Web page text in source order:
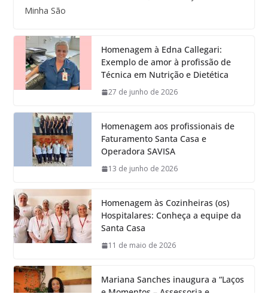
Minha São
Homenagem à Edna Callegari:
Exemplo de amor à profissão de
Técnica em Nutrição e Dietética
27 de junho de 2026
Homenagem aos profissionais de
Faturamento Santa Casa e
Operadora SAVISA
13 de junho de 2026
Homenagem às Cozinheiras (os)
Hospitalares: Conheça a equipe da
Santa Casa
11 de maio de 2026
Mariana Sanches inaugura a “Laços
e Momentos – Assessoria e